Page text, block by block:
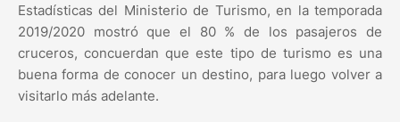
Estadísticas del Ministerio de Turismo, en la temporada
2019/2020 mostró que el 80 % de los pasajeros de
cruceros, concuerdan que este tipo de turismo es una
buena forma de conocer un destino, para luego volver a
visitarlo más adelante.